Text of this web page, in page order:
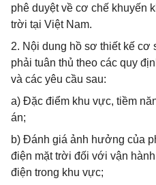
phê duyệt về cơ chế khuyến
trời tại Việt Nam.
2. Nội dung hồ sơ thiết kế cơ
phải tuân thủ theo các quy
và các yêu cầu sau:
a) Đặc điểm khu vực, tiềm
án;
b) Đánh giá ảnh hưởng của
điện mặt trời đối với vận
điện trong khu vực;